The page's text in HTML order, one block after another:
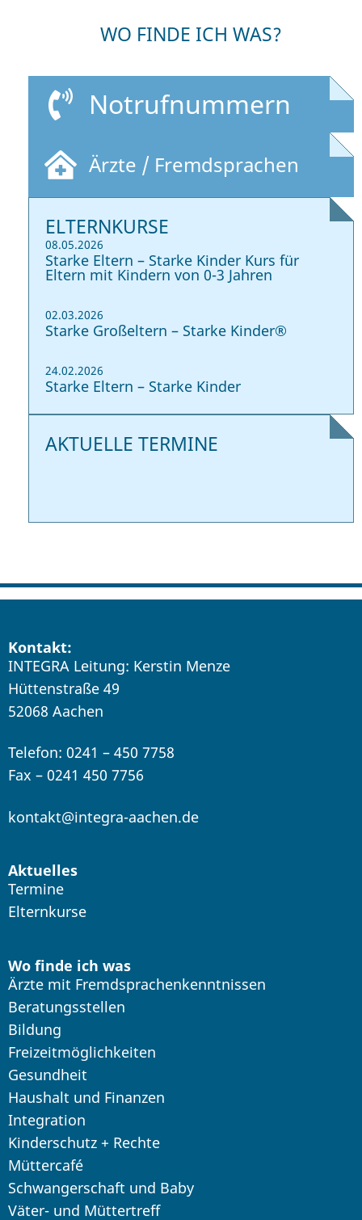
WO FINDE ICH WAS?
Notrufnummern
Ärzte / Fremdsprachen
ELTERNKURSE
08.05.2026
Starke Eltern – Starke Kinder Kurs für
Eltern mit Kindern von 0-3 Jahren
02.03.2026
Starke Großeltern – Starke Kinder®
24.02.2026
Starke Eltern – Starke Kinder
AKTUELLE TERMINE
Kontakt:
INTEGRA Leitung: Kerstin Menze
Hüttenstraße 49
52068 Aachen
Telefon: 0241 – 450 7758
Fax – 0241 450 7756
kontakt@integra-aachen.de
Aktuelles
Termine
Elternkurse
Wo finde ich was
Ärzte mit Fremdsprachenkenntnissen
Beratungsstellen
Bildung
Freizeitmöglichkeiten
Gesundheit
Haushalt und Finanzen
Integration
Kinderschutz + Rechte
Müttercafé
Schwangerschaft und Baby
Väter- und Müttertreff